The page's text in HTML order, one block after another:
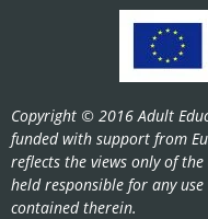
Copyright © 2016 Adult
funded with support from
reflects the views only of
held responsible for any
contained therein.